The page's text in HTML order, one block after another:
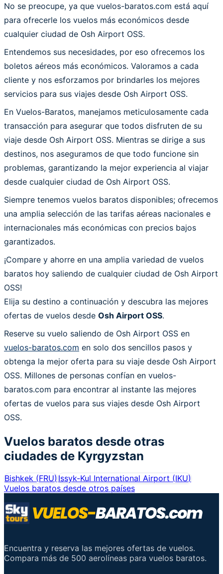
No se preocupe, ya que vuelos-baratos.com está aquí
para ofrecerle los vuelos más económicos desde
cualquier ciudad de Osh Airport OSS.
Entendemos sus necesidades, por eso ofrecemos los
boletos aéreos más económicos. Valoramos a cada
cliente y nos esforzamos por brindarles los mejores
servicios para sus viajes desde Osh Airport OSS.
En Vuelos-Baratos, manejamos meticulosamente cada
transacción para asegurar que todos disfruten de su
viaje desde Osh Airport OSS. Mientras se dirige a sus
destinos, nos aseguramos de que todo funcione sin
problemas, garantizando la mejor experiencia al viajar
desde cualquier ciudad de Osh Airport OSS.
Siempre tenemos vuelos baratos disponibles; ofrecemos
una amplia selección de las tarifas aéreas nacionales e
internacionales más económicas con precios bajos
garantizados.
¡Compare y ahorre en una amplia variedad de vuelos
baratos hoy saliendo de cualquier ciudad de Osh Airport
OSS!
Elija su destino a continuación y descubra las mejores
ofertas de vuelos desde Osh Airport OSS.
Reserve su vuelo saliendo de Osh Airport OSS en
vuelos-baratos.com en solo dos sencillos pasos y
obtenga la mejor oferta para su viaje desde Osh Airport
OSS. Millones de personas confían en vuelos-
baratos.com para encontrar al instante las mejores
ofertas de vuelos para sus viajes desde Osh Airport
OSS.
Vuelos baratos desde otras
ciudades de Kyrgyzstan
Bishkek (FRU)Issyk-Kul International Airport (IKU)
Vuelos baratos desde otros países
Encuentra y reserva las mejores ofertas de vuelos.
Compara más de 500 aerolíneas para vuelos baratos.